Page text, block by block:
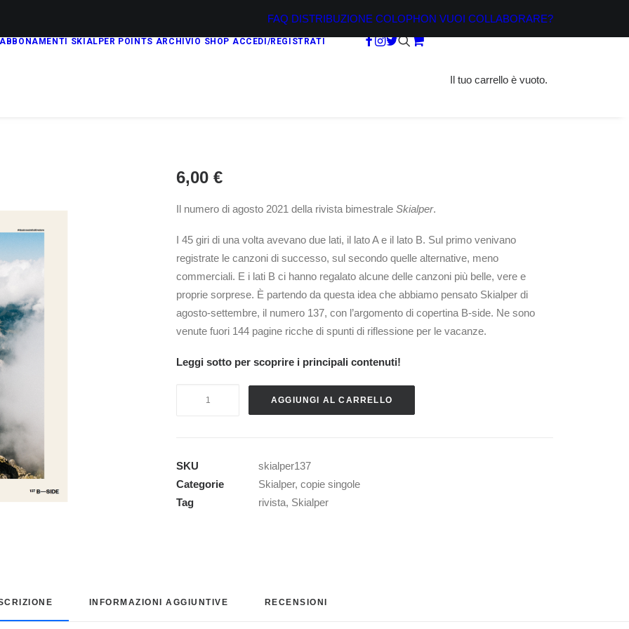
FAQ DISTRIBUZIONE COLOPHON VUOI COLLABORARE?
ABBONAMENTI SKIALPER POINTS ARCHIVIO SHOP ACCEDI/REGISTRATI
Il tuo carrello è vuoto.
6,00 €
Il numero di agosto 2021 della rivista bimestrale Skialper.
I 45 giri di una volta avevano due lati, il lato A e il lato B. Sul primo venivano
registrate le canzoni di successo, sul secondo quelle alternative, meno
commerciali. E i lati B ci hanno regalato alcune delle canzoni più belle, vere e
proprie sorprese. È partendo da questa idea che abbiamo pensato Skialper di
agosto-settembre, il numero 137, con l’argomento di copertina B-side. Ne sono
venute fuori 144 pagine ricche di spunti di riflessione per le vacanze.
Leggi sotto per scoprire i principali contenuti!
AGGIUNGI AL CARRELLO
SKU
skialper137
Categorie
Skialper, copie singole
Tag
rivista, Skialper
INFORMAZIONI AGGIUNTIVE RECENSIONI